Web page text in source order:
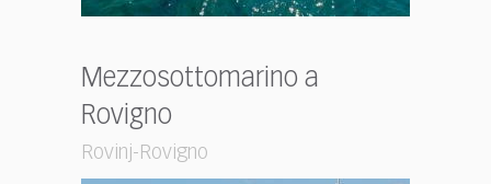
Mezzosottomarino a
Rovigno
Rovinj-Rovigno